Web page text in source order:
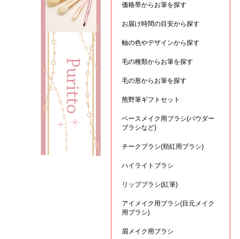
価格帯からお筆を探す
お届け時間の目安から探す
軸の色やデザインから探す
毛の種類からお筆を探す
毛の形からお筆を探す
熊野筆ギフトセット
ベースメイク用ブラシ(パウダー
ブラシなど)
チークブラシ(頬紅用ブラシ)
ハイライトブラシ
リップブラシ(紅筆)
アイメイク用ブラシ(目元メイク
用ブラシ)
眉メイク用ブラシ